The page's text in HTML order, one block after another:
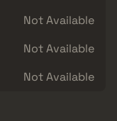
Not Available
Not Available
Not Available